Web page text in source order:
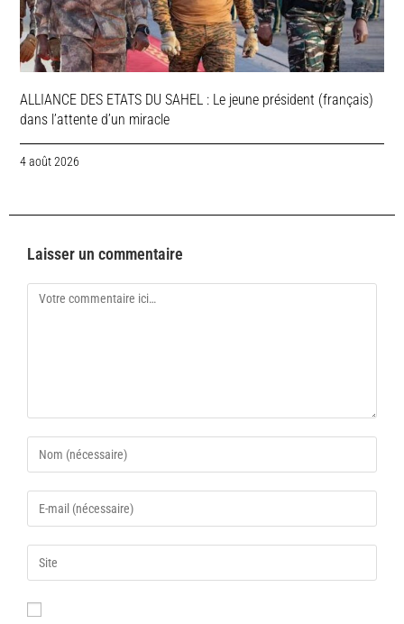
ALLIANCE DES ETATS DU SAHEL : Le jeune président (français)
dans l’attente d’un miracle
4 août 2026
Laisser un commentaire